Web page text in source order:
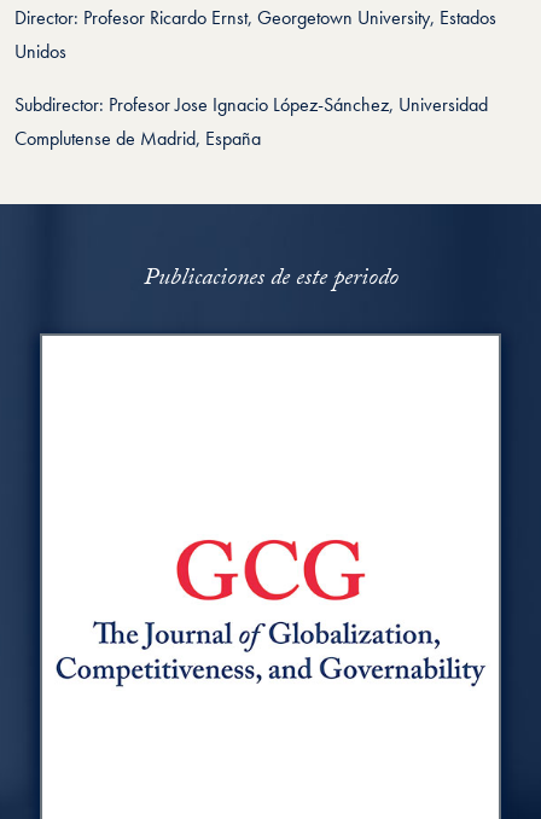
Director: Profesor Ricardo Ernst, Georgetown University, Estados
Unidos
Subdirector: Profesor Jose Ignacio López-Sánchez, Universidad
Complutense de Madrid, España
Publicaciones de este periodo